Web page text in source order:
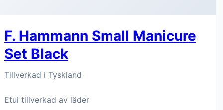
F. Hammann Small Manicure
Set Black
Tillverkad i Tyskland
Etui tillverkad av läder